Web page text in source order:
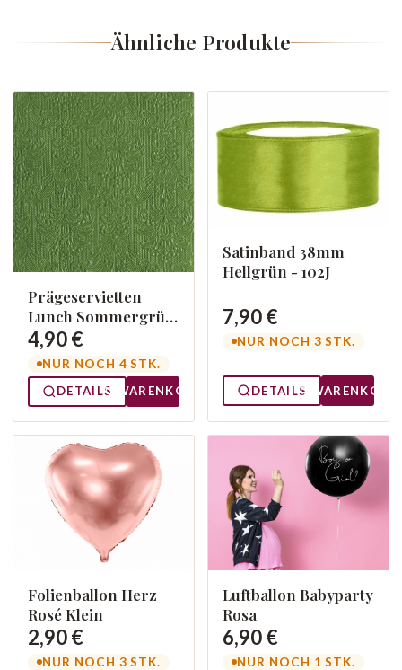
Ähnliche Produkte
Prägeservietten
Lunch Sommergrün
13304933
4,90 €
NUR NOCH 4 STK.
DETAILS
WARENKORB
Satinband 38mm
Hellgrün - 102J
7,90 €
NUR NOCH 3 STK.
DETAILS WARENKORB
Folienballon Herz
Rosé Klein
2,90 €
NUR NOCH 3 STK.
Luftballon Babyparty
Rosa
6,90 €
NUR NOCH 1 STK.